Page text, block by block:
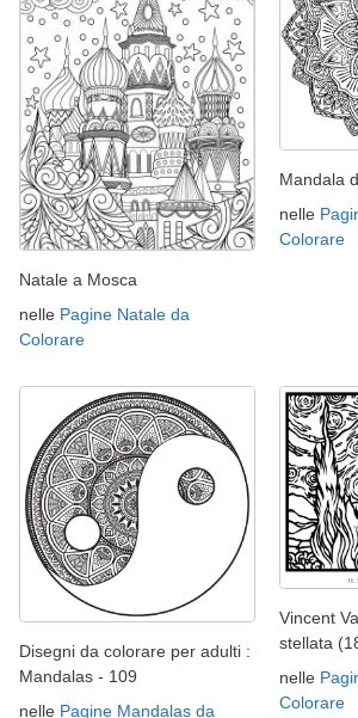
Natale a Mosca
nelle Pagine Natale da
Colorare
Mandala
nelle
Colorare
Disegni da colorare per adulti :
Mandalas - 109
nelle Pagine Mandalas da
Vincent
stellata
nelle
Colorare